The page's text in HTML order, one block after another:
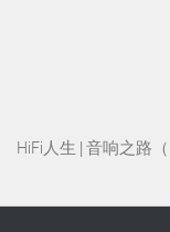
HiFi人生 | 音响之路（